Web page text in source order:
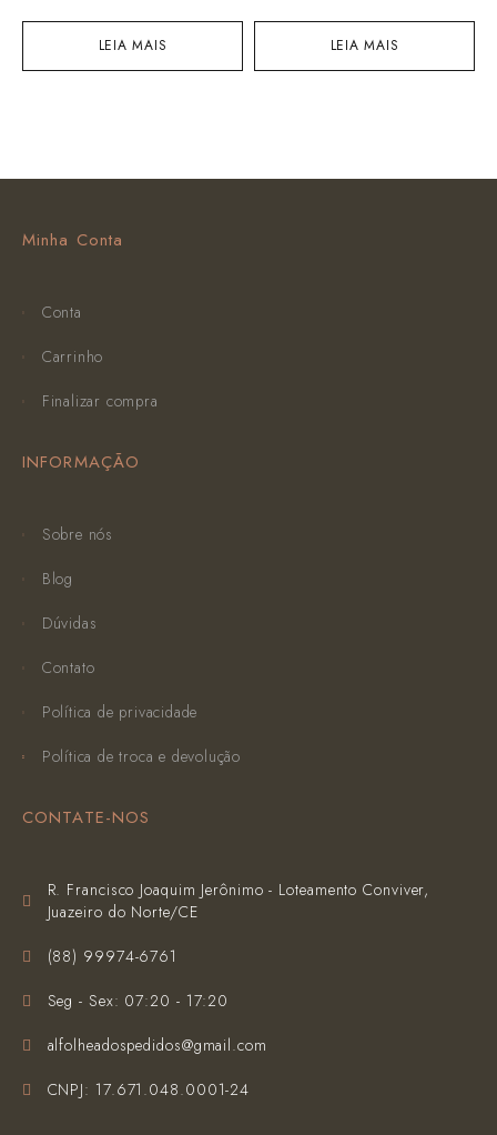
LEIA MAIS LEIA MAIS
Minha Conta
Conta
Carrinho
Finalizar compra
INFORMAÇÃO
Sobre nós
Blog
Dúvidas
Contato
Política de privacidade
Política de troca e devolução
CONTATE-NOS
R. Francisco Joaquim Jerônimo - Loteamento Conviver,
Juazeiro do Norte/CE
(‪88) 99974-6761‬
Seg - Sex: 07:20 - 17:20
alfolheadospedidos@gmail.com
CNPJ: 17.671.048.0001-24